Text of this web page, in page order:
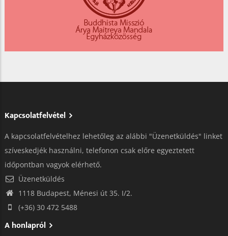
Kapcsolatfelvétel
A kapcsolatfelvételhez lehetőleg az alábbi "Üzenetküldés" linket
szíveskedjék használni, telefonon csak előre egyeztetett
időpontban vagyok elérhető.
Üzenetküldés
1118 Budapest, Ménesi út 35. I/2.
(+36) 30 472 5488
A honlapról